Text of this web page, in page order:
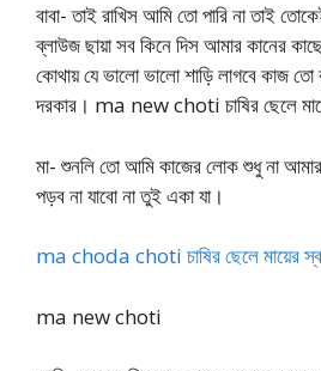
বাবা- তাই রাখিস আমি তো পারি না তাই
ব্লাউজ ছায়া সব কিনে দিস আমার কানের
কোথায় যে ভালো ভালো শাড়ি লাগবে কাজ
দরকার। ma new choti চাষির ছেলে
মা- শুনলি তো আমি কাজের লোক শুধু না
পড়ব না যাবো না তুই একা যা।
ma choda choti চাষির ছেলে মায়ের
ma new choti